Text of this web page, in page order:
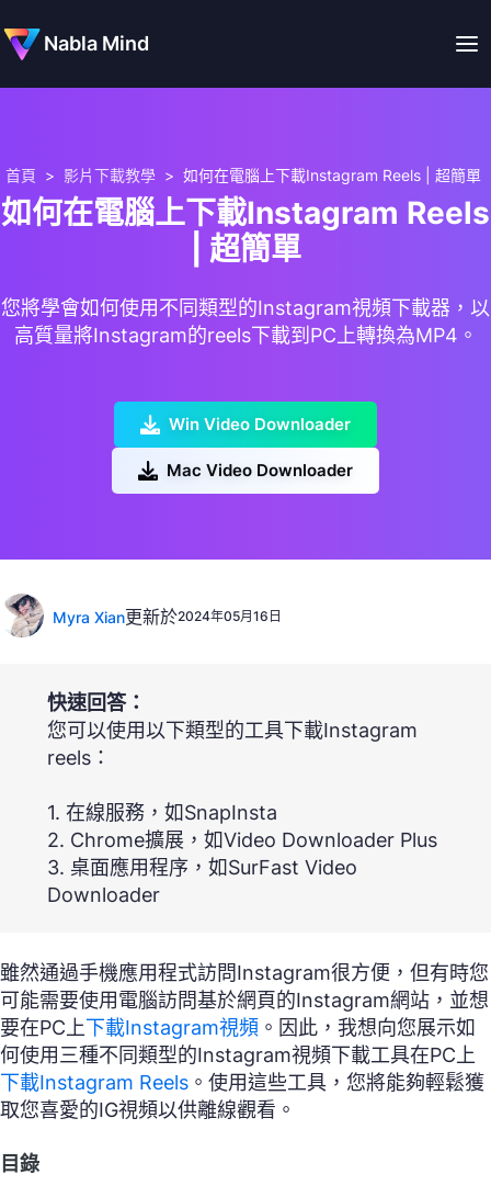
Nabla Mind
首頁 > 影片下載教學 > 如何在電腦上下載Instagram Reels | 超簡單
如何在電腦上下載Instagram Reels
| 超簡單
您將學會如何使用不同類型的Instagram視頻下載器，以
高質量將Instagram的reels下載到PC上轉換為MP4。
Win Video Downloader
Mac Video Downloader
Myra Xian更新於2024年05月16日
快速回答：
您可以使用以下類型的工具下載Instagram
reels：
1. 在線服務，如SnapInsta
2. Chrome擴展，如Video Downloader Plus
3. 桌面應用程序，如SurFast Video
Downloader
雖然通過手機應用程式訪問Instagram很方便，但有時您
可能需要使用電腦訪問基於網頁的Instagram網站，並想
要在PC上下載Instagram視頻 。因此，我想向您展示如
何使用三種不同類型的Instagram視頻下載工具在PC上
下載Instagram Reels 。使用這些工具，您將能夠輕鬆獲
取您喜愛的IG視頻以供離線觀看。
目錄